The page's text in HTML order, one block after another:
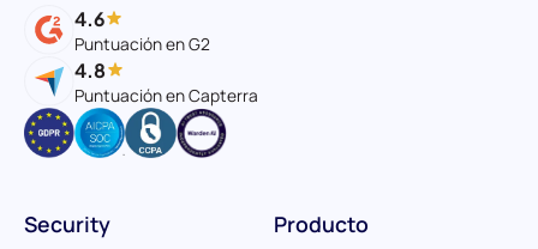
4.6
Puntuación en G2
4.8
Puntuación en Capterra
Producto
Security